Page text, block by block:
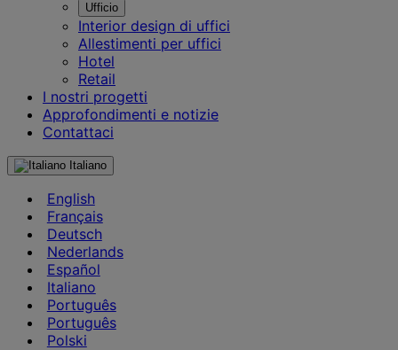
Ufficio
Interior design di uffici
Allestimenti per uffici
Hotel
Retail
I nostri progetti
Approfondimenti e notizie
Contattaci
Italiano
English
Français
Deutsch
Nederlands
Español
Italiano
Português
Português
Polski